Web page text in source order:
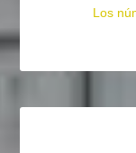
Los